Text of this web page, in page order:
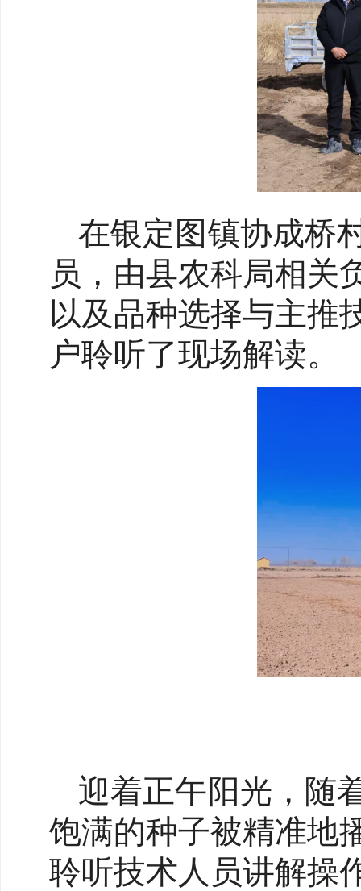
在银定图镇协成桥
员，由县农科局相关
以及品种选择与主推
户聆听了现场解读。
迎着正午阳光，随
饱满的种子被精准地
聆听技术人员讲解操